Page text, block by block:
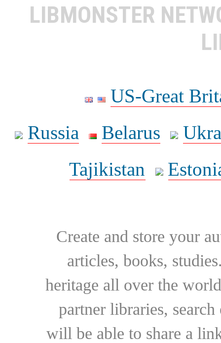
LIBMONSTER
US-Great
Russia
Belarus
Tajikistan
Create and store your
articles, books,
heritage all over the
partner libraries,
will be able to share a